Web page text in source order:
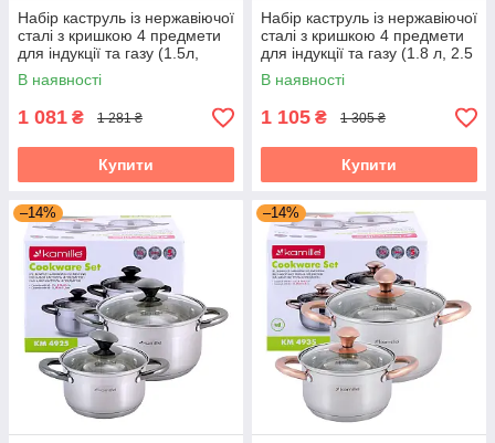
Набір каструль із нержавіючої
сталі з кришкою 4 предмети
для індукції та газу (1.5л,
2.0л) Kamille KM-4914
В наявності
1 081 ₴ 1 281 ₴
Купити
Набір каструль із нержавіючої
сталі з кришкою 4 предмети
для індукції та газу (1.8 л, 2.5
л) Kamille KM-5753
В наявності
1 105 ₴ 1 305 ₴
Купити
–14% –14%